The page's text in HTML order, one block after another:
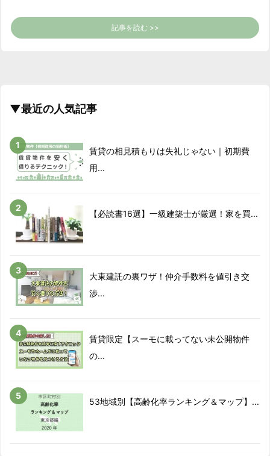
記事を読む >>
▼最近の人気記事
賃貸の相見積もりは失礼じゃない｜初期費
用...
【必読書16選】一級建築士が厳選！家を買...
大東建託の裏ワザ！仲介手数料を値引き交
渉...
賃貸限定【スーモに載ってない未公開物件
の...
53地域別【高齢化率ランキング＆マップ】...